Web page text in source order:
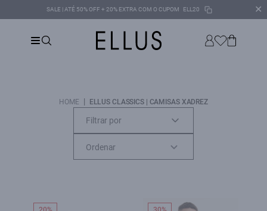
SALE | ATÉ 50% OFF + 20% EXTRA COM O CUPOM ELL20 ✕
HOME | ELLUS CLASSICS | CAMISAS XADREZ
Filtrar por